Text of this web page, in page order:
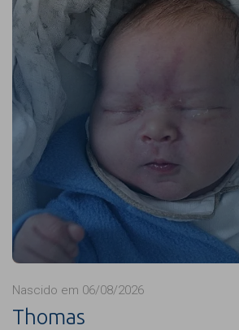
Nascido em 06/08/2026
Thomas